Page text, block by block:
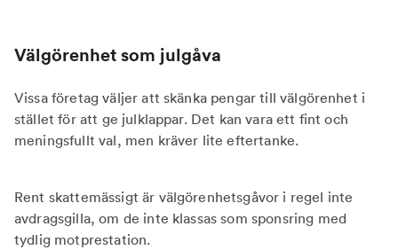
Välgörenhet som julgåva
Vissa företag väljer att skänka pengar till välgörenhet i
stället för att ge julklappar. Det kan vara ett fint och
meningsfullt val, men kräver lite eftertanke.
Rent skattemässigt är välgörenhetsgåvor i regel inte
avdragsgilla, om de inte klassas som sponsring med
tydlig motprestation.